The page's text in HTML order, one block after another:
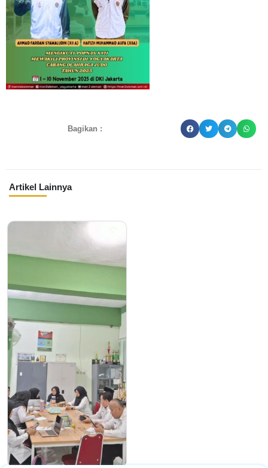
Bagikan :
Artikel Lainnya